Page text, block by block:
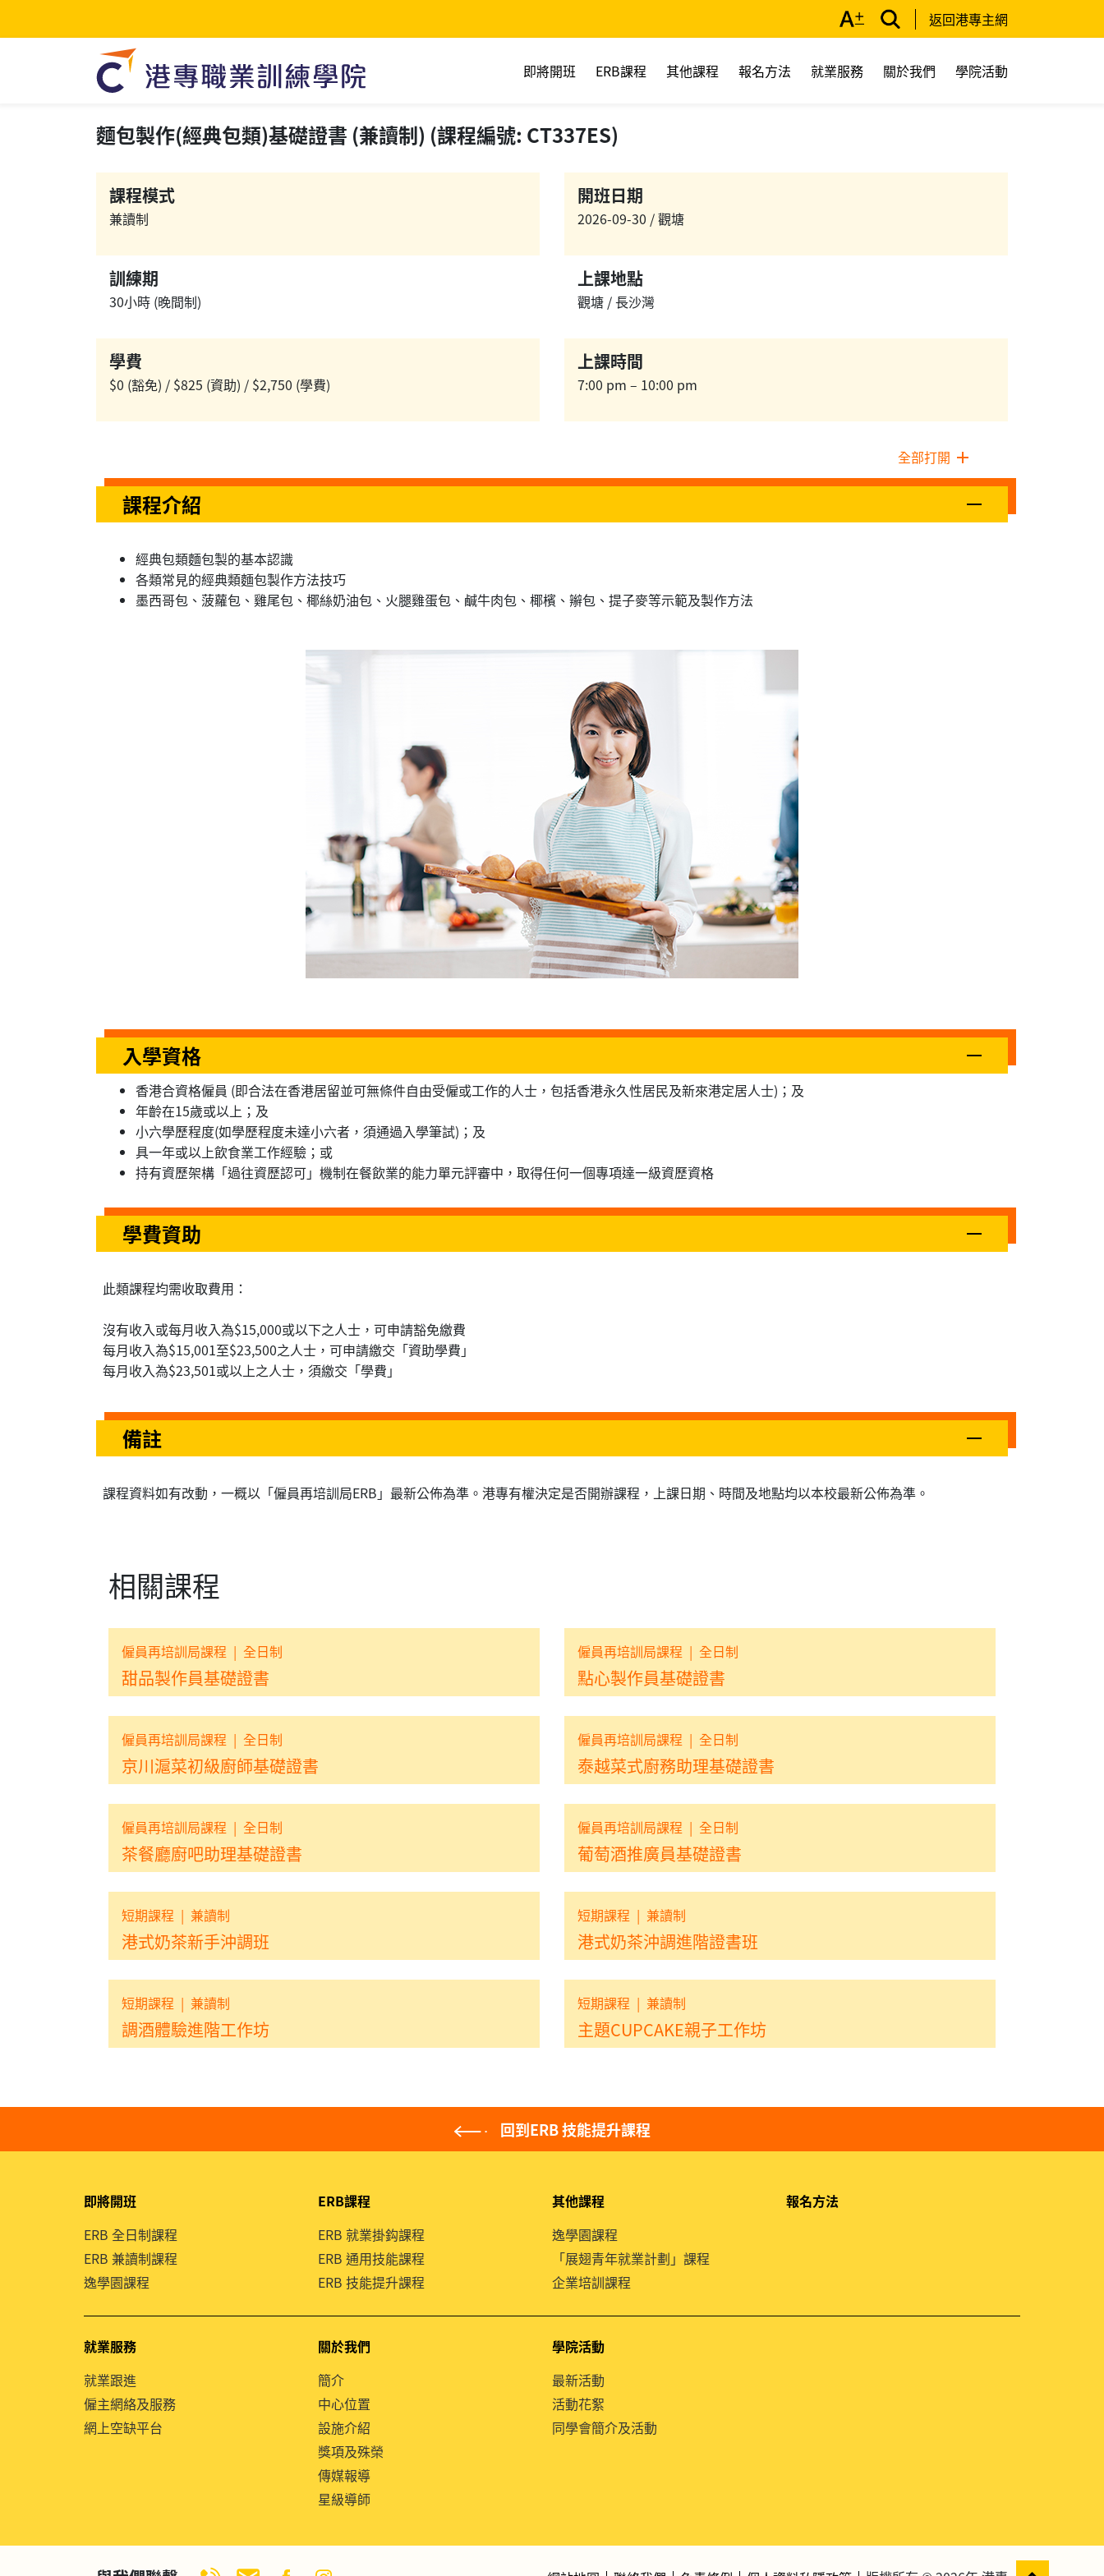
返回港專主網
即將開班 ERB課程 其他課程 報名方法 就業服務 關於我們 學院活動
麵包製作(經典包類)基礎證書 (兼讀制) (課程編號: CT337ES)
課程模式
兼讀制
開班日期
2026-09-30 / 觀塘
訓練期
30小時 (晚間制)
上課地點
觀塘 / 長沙灣
學費
$0 (豁免) / $825 (資助) / $2,750 (學費)
上課時間
7:00 pm – 10:00 pm
全部打開
課程介紹
經典包類麵包製的基本認識
各類常見的經典類麵包製作方法技巧
墨西哥包、菠蘿包、雞尾包、椰絲奶油包、火腿雞蛋包、鹹牛肉包、椰檳、辮包、提子麥等示範及製作方法
入學資格
香港合資格僱員 (即合法在香港居留並可無條件自由受僱或工作的人士，包括香港永久性居民及新來港定居人士)；及
年齡在15歲或以上；及
小六學歷程度(如學歷程度未達小六者，須通過入學筆試)；及
具一年或以上飲食業工作經驗；或
持有資歷架構「過往資歷認可」機制在餐飲業的能力單元評審中，取得任何一個專項達一級資歷資格
學費資助
此類課程均需收取費用：
沒有收入或每月收入為$15,000或以下之人士，可申請豁免繳費
每月收入為$15,001至$23,500之人士，可申請繳交「資助學費」
每月收入為$23,501或以上之人士，須繳交「學費」
備註
課程資料如有改動，一概以「僱員再培訓局ERB」最新公佈為準。港專有權決定是否開辦課程，上課日期、時間及地點均以本校最新公佈為準。
相關課程
僱員再培訓局課程 | 全日制
甜品製作員基礎證書
僱員再培訓局課程 | 全日制
點心製作員基礎證書
僱員再培訓局課程 | 全日制
京川滬菜初級廚師基礎證書
僱員再培訓局課程 | 全日制
泰越菜式廚務助理基礎證書
僱員再培訓局課程 | 全日制
茶餐廳廚吧助理基礎證書
僱員再培訓局課程 | 全日制
葡萄酒推廣員基礎證書
短期課程 | 兼讀制
港式奶茶新手沖調班
短期課程 | 兼讀制
港式奶茶沖調進階證書班
短期課程 | 兼讀制
調酒體驗進階工作坊
短期課程 | 兼讀制
主題CUPCAKE親子工作坊
回到ERB 技能提升課程
即將開班
ERB 全日制課程
ERB 兼讀制課程
逸學園課程
ERB課程
ERB 就業掛鈎課程
ERB 通用技能課程
ERB 技能提升課程
其他課程
逸學園課程
「展翅青年就業計劃」課程
企業培訓課程
報名方法
就業服務
就業跟進
僱主網絡及服務
網上空缺平台
關於我們
簡介
中心位置
設施介紹
獎項及殊榮
傳媒報導
星級導師
學院活動
最新活動
活動花絮
同學會簡介及活動